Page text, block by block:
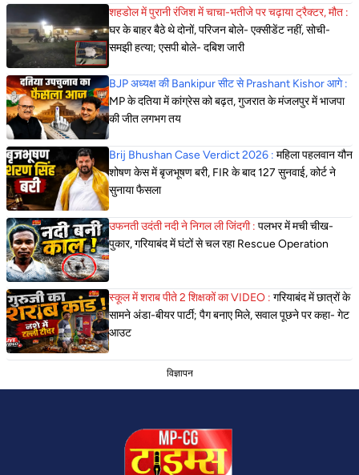
शहडोल में पुरानी रंजिश में चाचा-भतीजे पर चढ़ाया ट्रैक्टर, मौत :
घर के बाहर बैठे थे दोनों, परिजन बोले- एक्सीडेंट नहीं, सोची-
समझी हत्या; एसपी बोले- दबिश जारी
BJP अध्यक्ष की Bankipur सीट से Prashant Kishor आगे :
MP के दतिया में कांग्रेस को बढ़त, गुजरात के मंजलपुर में भाजपा
की जीत लगभग तय
Brij Bhushan Case Verdict 2026 : महिला पहलवान यौन
शोषण केस में बृजभूषण बरी, FIR के बाद 127 सुनवाई, कोर्ट ने
सुनाया फैसला
उफनती उदंती नदी ने निगल ली जिंदगी : पलभर में मची चीख-
पुकार, गरियाबंद में घंटों से चल रहा Rescue Operation
स्कूल में शराब पीते 2 शिक्षकों का VIDEO : गरियाबंद में छात्रों के
सामने अंडा-बीयर पार्टी; पैग बनाए मिले, सवाल पूछने पर कहा- गेट
आउट
विज्ञापन